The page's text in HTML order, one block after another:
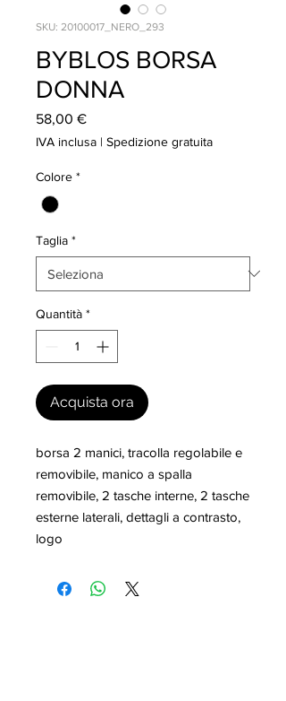
SKU: 20100017_NERO_293
BYBLOS BORSA
DONNA
58,00 €Prezzo
IVA inclusa | Spedizione gratuita
Colore *
Taglia *
Quantità *
Acquista ora
borsa 2 manici, tracolla regolabile e
removibile, manico a spalla
removibile, 2 tasche interne, 2 tasche
esterne laterali, dettagli a contrasto,
logo